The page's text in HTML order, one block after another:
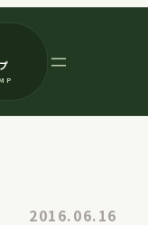
2016.06.16